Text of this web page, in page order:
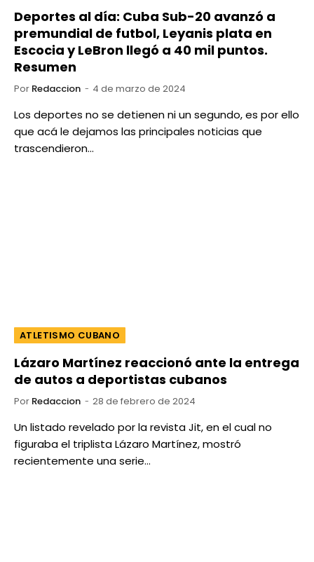
Deportes al día: Cuba Sub-20 avanzó a
premundial de futbol, Leyanis plata en
Escocia y LeBron llegó a 40 mil puntos.
Resumen
Por Redaccion 4 de marzo de 2024
Los deportes no se detienen ni un segundo, es por ello
que acá le dejamos las principales noticias que
trascendieron…
ATLETISMO CUBANO
Lázaro Martínez reaccionó ante la entrega
de autos a deportistas cubanos
Por Redaccion 28 de febrero de 2024
Un listado revelado por la revista Jit, en el cual no
figuraba el triplista Lázaro Martínez, mostró
recientemente una serie…